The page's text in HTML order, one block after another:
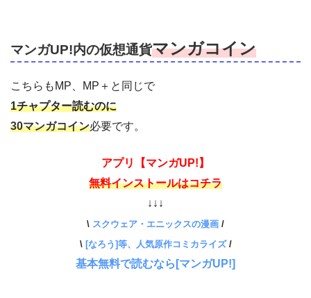
マンガUP!内の仮想通貨マンガコイン
こちらもMP、MP＋と同じで
1チャプター読むのに
30マンガコイン必要です。
アプリ【マンガUP!】
無料インストールはコチラ
↓↓↓
\ スクウェア・エニックスの漫画 /
\ [なろう]等、人気原作コミカライズ/
基本無料で読むなら[マンガUP!]